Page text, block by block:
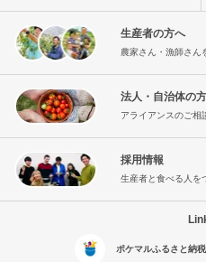
生産者の方へ
農家さん・漁師さん
法人・自治体の
アライアンスのご相
採用情報
生産者と食べる人を
ポケマルふるさと納税